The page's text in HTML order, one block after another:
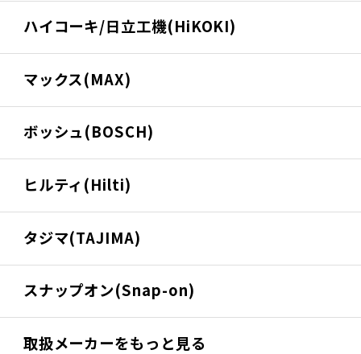
ハイコーキ/日立工機(HiKOKI)
マックス(MAX)
ボッシュ(BOSCH)
ヒルティ(Hilti)
タジマ(TAJIMA)
スナップオン(Snap-on)
取扱メーカーをもっと見る